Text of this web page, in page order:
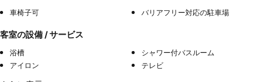
車椅子可 バリアフリー対応の駐車場
客室の設備 / サービス
浴槽
シャワー付バスルーム
アイロン
テレビ